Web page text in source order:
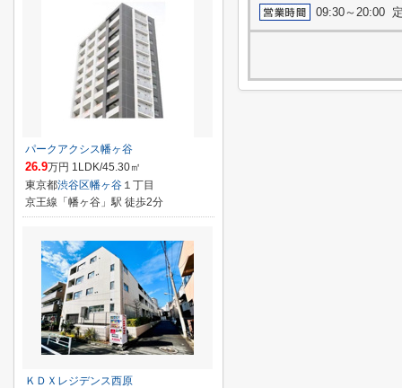
09:30～20:00
パークアクシス幡ヶ谷
26.9万円 1LDK/45.30㎡
東京都渋谷区幡ヶ谷 １丁目
京王線「幡ヶ谷」駅 徒歩2分
ＫＤＸレジデンス西原